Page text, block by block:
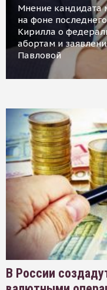
Мнение кандидата
на фоне
Кирилла о
абортам и
Павловой
В России